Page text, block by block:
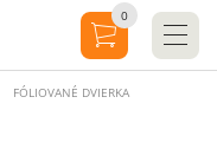
FÓLIOVANÉ DVIERKA
0